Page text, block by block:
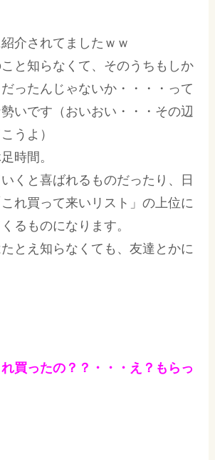
介されてましたｗｗ
と知らなくて、そのうちもしか
ったんじゃないか・・・・って
いです（おいおい・・・その辺
うよ）
時間。
くと喜ばれるものだったり、日
れ買って来いリスト」の上位に
るものになります。
とえ知らなくても、友達とかに
買ったの？？・・・え？もらっ